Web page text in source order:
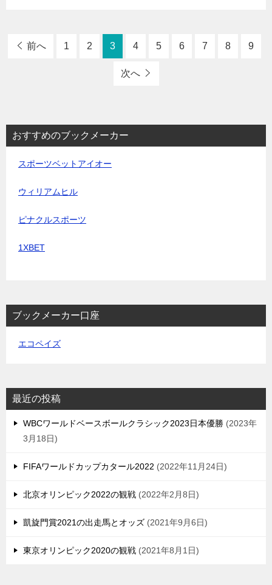
前へ 1 2 3 4 5 6 7 8 9
次へ
おすすめのブックメーカー
スポーツベットアイオー
ウィリアムヒル
ピナクルスポーツ
1XBET
ブックメーカー口座
エコペイズ
最近の投稿
WBCワールドベースボールクラシック2023日本優勝
2023年
3月18日
FIFAワールドカップカタール2022 2022年11月24日
北京オリンピック2022の観戦 2022年2月8日
凱旋門賞2021の出走馬とオッズ 2021年9月6日
東京オリンピック2020の観戦 2021年8月1日